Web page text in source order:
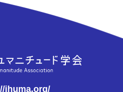
jhuma.org/